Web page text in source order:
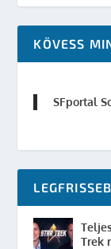
KÖVESS
SFportal
Trek